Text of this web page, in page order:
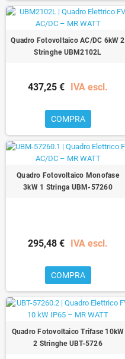
Quadro Fotovoltaico AC/DC 6kW 2
Stringhe UBM2102L
437,25 € IVA escl.
COMPRA
Quadro Fotovoltaico Monofase
3kW 1 Stringa UBM-57260
295,48 € IVA escl.
COMPRA
Quadro Fotovoltaico Trifase 10kW
2 Stringhe UBT-5726